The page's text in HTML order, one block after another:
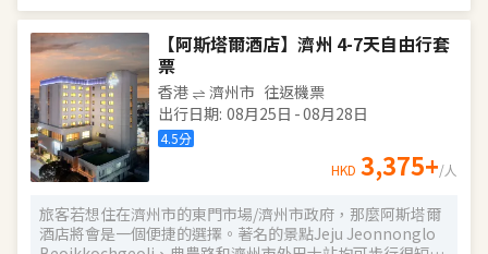
便前往市內的眾多著名景點，包括尼克松電腦博物館、納克
森電腦博物館和樹木園主題樂園冰雕博物館。 倘若您在忙碌
的一天後想在自己的客房內放鬆，提供24小時熱水的客房浴
室是不錯的選擇。閒暇時間在酒店的咖啡廳喝上一杯，必定
是您休憩放鬆的好選擇。如果您覺得在入住飲食方面僅限於
此，那不妨去看看附近蓮洞本家（연동본가）（韓國料
理）、BBQ橄欖油炸雞與啤酒（韓國料理）和Marado
Sashimi Restaurant（마라도횟집）（其他韓國料理）絡繹
不絕的人流吧！排骨湯(牛肉)、蒜香炸雞和대방어 뱃살 접시
施，旨在為旅客營造多姿多彩的住宿體驗。酒店設有24小時
前台諮詢服務，為下榻至此的您提供最貼心的行程安排。
【阿斯塔爾酒店】濟州 4-7天自由行套
票
香港 濟州市 往返機票
出行日期: 08月25日 -08月28日
4.5分
HKD 3,375+/人
旅客若想住在濟州市的東門市場/濟州市政府，那麼阿斯塔爾
酒店將會是一個便捷的選擇。著名的景點Jeju Jeonnonglo